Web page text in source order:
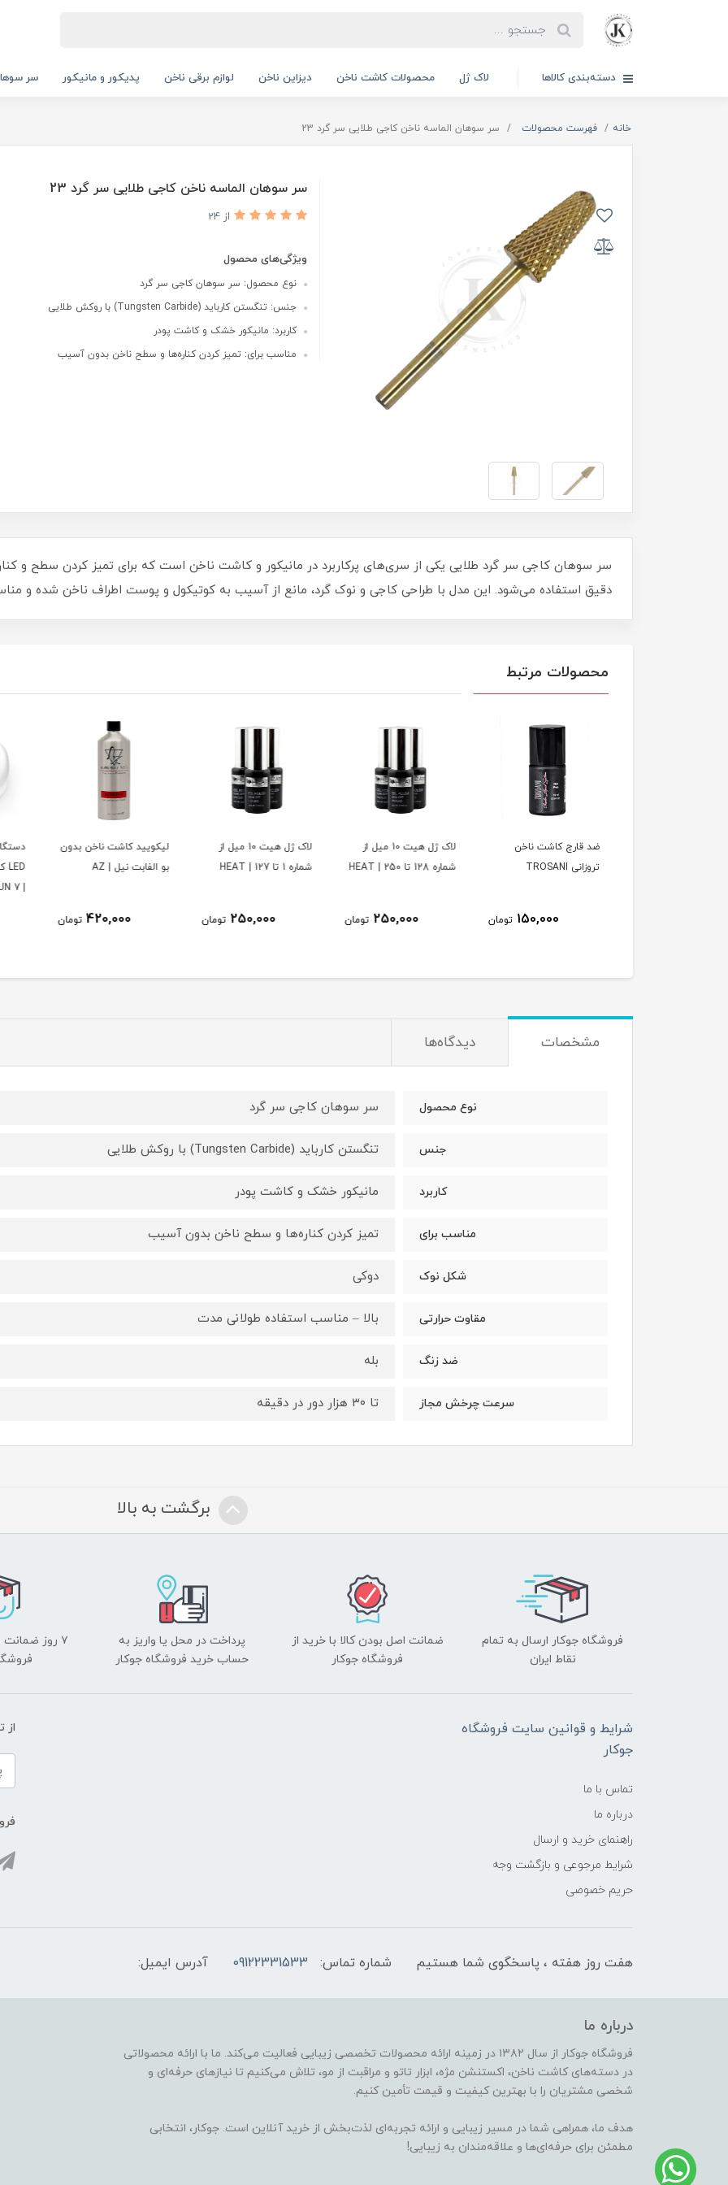
دسته‌بندی کالاها لاک ژل محصولات کاشت ناخن دیزاین ناخن لوازم برقی ناخن پدیکور و مانیکور سر
خانه فهرست محصولات سر سوهان الماسه ناخن کاجی طلایی سر گرد 23
سر سوهان الماسه ناخن کاجی طلایی سر گرد 23
از 24
ویژگی‌های محصول
نوع محصول: سر سوهان کاجی سر گرد
جنس: تنگستن کارباید (Tungsten Carbide) با روکش طلایی
کاربرد: مانیکور خشک و کاشت پودر
مناسب برای: تمیز کردن کناره‌ها و سطح ناخن بدون آسیب
سر سوهان کاجی سر گرد طلایی یکی از سری‌های پرکاربرد در مانیکور و کاشت ناخن است که برای تمیز کردن سطح و
دقیق استفاده می‌شود. این مدل با طراحی کاجی و نوک گرد، مانع از آسیب به کوتیکول و پوست اطراف ناخن شده و
محصولات مرتبط
لاک ژل هیت 10 میل از
شماره 128 تا 250 | HEAT
250,000 تومان
لاک ژل هیت 10 میل از
شماره 1 تا 127 | HEAT
250,000 تومان
لیکویید کاشت ناخن بدون
بو الفابت نیل | AZ
420,000 تومان
دستگاه یووی ال ای UV-
LED کاشت ناخن سان اصل
3,100,000
مشخصات دیدگاه‌ها
نوع محصول سر سوهان کاجی سر گرد
جنس تنگستن کارباید (Tungsten Carbide) با روکش طلایی
کاربرد مانیکور خشک و کاشت پودر
مناسب برای تمیز کردن کناره‌ها و سطح ناخن بدون آسیب
شکل نوک دوکی
مقاوت حرارتی بالا – مناسب استفاده طولانی مدت
ضد زنگ بله
سرعت چرخش مجاز تا ۳۰ هزار دور در دقیقه
برگشت به بالا
فروشگاه جوکار ارسال به تمام
نقاط ایران
ضمانت اصل بودن کالا با خرید از
فروشگاه جوکار
پرداخت در محل یا واریز به
حساب خرید فروشگاه جوکار
۷ روز
شرایط و قوانین سایت فروشگاه
جوکار
تماس با ما
درباره ما
راهنمای خرید و ارسال
شرایط مرجوعی و بازگشت وجه
حریم خصوصی
از
هفت روز هفته ، پاسخگوی شما هستیم شماره تماس: 09122331533 آدرس ایمیل:
درباره ما
فروشگاه جوکار از سال ۱۳۸۲ در زمینه ارائه محصولات تخصصی زیبایی فعالیت می‌کند. ما با ارائه محصولاتی
در دسته‌های کاشت ناخن، اکستنشن مژه، ابزار تاتو و مراقبت از مو، تلاش می‌کنیم تا نیازهای حرفه‌ای و
شخصی مشتریان را با بهترین کیفیت و قیمت تأمین کنیم.
هدف ما، همراهی شما در مسیر زیبایی و ارائه تجربه‌ای لذت‌بخش از خرید آنلاین است. جوکار، انتخابی
مطمئن برای حرفه‌ای‌ها و علاقه‌مندان به زیبایی!